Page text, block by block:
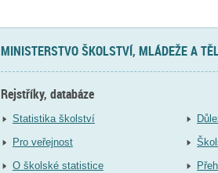
MINISTERSTVO ŠKOLSTVÍ, MLÁDEŽE A
Rejstříky, databáze
Statistika školství
Pro veřejnost
O školské statistice